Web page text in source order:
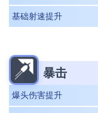
基础射速提升
暴击
爆头伤害提升